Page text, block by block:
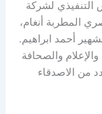
التنفيذي لشركة
المطربة أنغام،
أحمد ابراهيم.
والصحافة
من الاصدقاء